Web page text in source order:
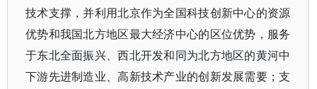
技术支撑，并利用北京作为全国科技创新中心的资源
优势和我国北方地区最大经济中心的区位优势，服务
于东北全面振兴、西北开发和同为北方地区的黄河中
下游先进制造业、高新技术产业的创新发展需要；支